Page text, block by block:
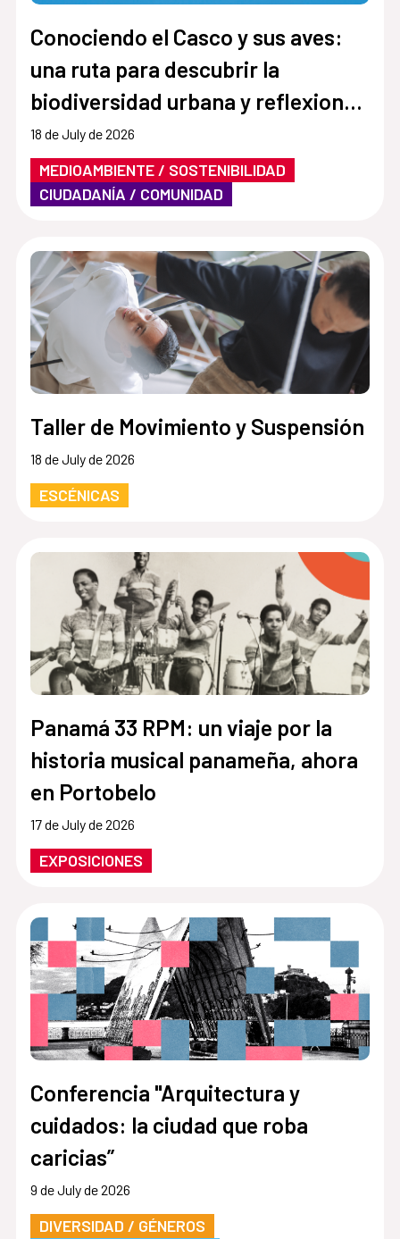
Conociendo el Casco y sus aves:
una ruta para descubrir la
biodiversidad urbana y reflexionar
sobre el clima
18 de July de 2026
MEDIOAMBIENTE / SOSTENIBILIDAD
CIUDADANÍA / COMUNIDAD
Taller de Movimiento y Suspensión
18 de July de 2026
ESCÉNICAS
Panamá 33 RPM: un viaje por la
historia musical panameña, ahora
en Portobelo
17 de July de 2026
EXPOSICIONES
Conferencia "Arquitectura y
cuidados: la ciudad que roba
caricias”
9 de July de 2026
DIVERSIDAD / GÉNEROS